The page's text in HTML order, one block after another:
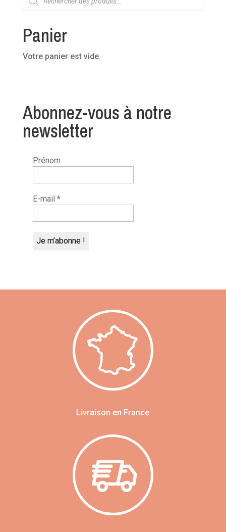
de
produits
Panier
Votre panier est vide.
Abonnez-vous à notre
newsletter
Prénom
E-mail *
Livraison en France